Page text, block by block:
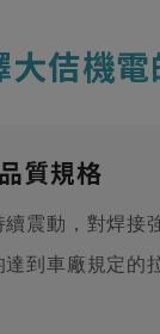
佶機電
質規格
震動，對焊接
到車廠規定的